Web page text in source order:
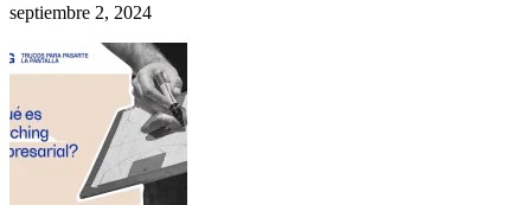
septiembre 2, 2024